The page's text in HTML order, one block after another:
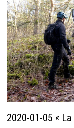
2020-01-05 «